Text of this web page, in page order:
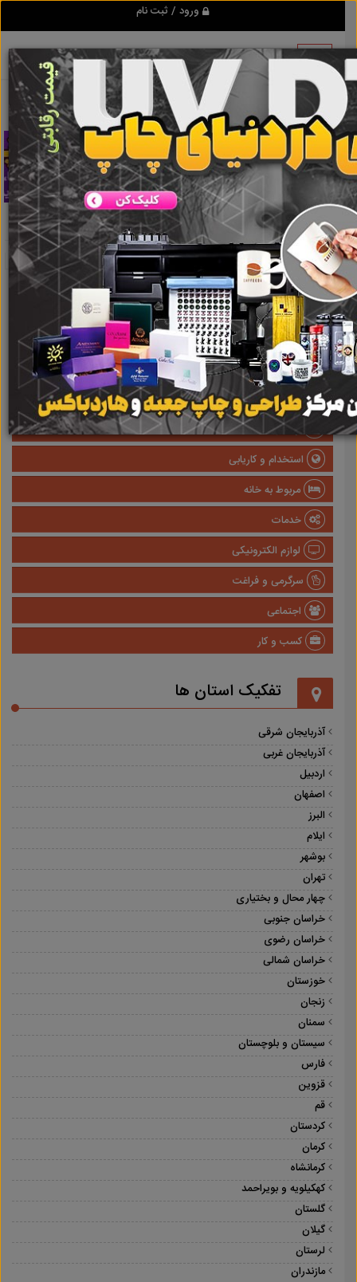
ورود / ثبت نام
تبلیغ کن نتایج جستجو برای برچسب پارافین جامد
نتایج جستجو برای برچسبپارافین جامد
گروه ها
املاک
صنعتی
پزشکی و سلامت
وسایل نقلیه
استخدام و کاریابی
مربوط به خانه
خدمات
لوازم الکترونیکی
سرگرمی و فراغت
اجتماعی
کسب و کار
تفکیک استان ها
آذربایجان شرقی
آذربایجان غربی
اردبیل
اصفهان
البرز
ایلام
بوشهر
تهران
چهار محال و بختیاری
خراسان جنوبی
خراسان رضوی
خراسان شمالی
خوزستان
زنجان
سمنان
سیستان و بلوچستان
فارس
قزوین
قم
کردستان
کرمان
کرمانشاه
کهکیلویه و بویراحمد
گلستان
گیلان
لرستان
مازندران